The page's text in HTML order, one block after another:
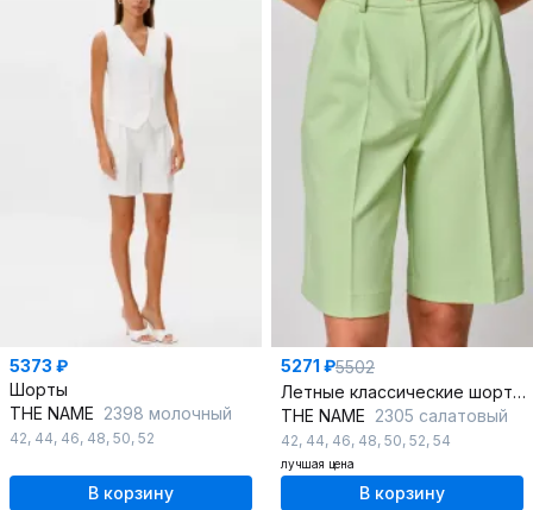
5373 ₽
Шорты
THE NAME 2398 молочный
42, 44, 46, 48, 50, 52
В корзину
5271 ₽5502
Летные классические шорты-бермуды с высокой посадкой
THE NAME 2305 салатовый
42, 44, 46, 48, 50, 52, 54
лучшая цена
В корзину